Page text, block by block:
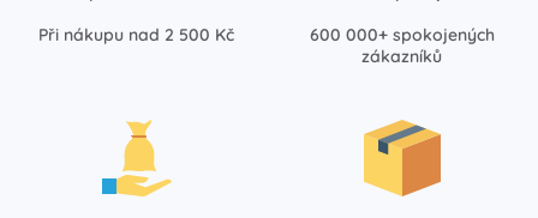
Při nákupu nad 2 500 Kč
600 000+ spokojených
zákazníků